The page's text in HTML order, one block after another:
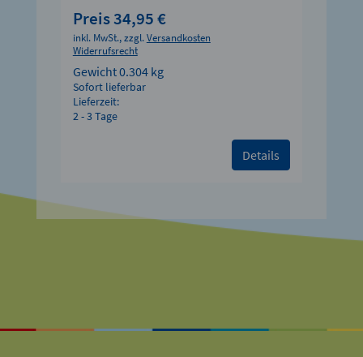
Preis 34,95 €
inkl. MwSt., zzgl.Versandkosten
Widerrufsrecht
Gewicht0.304 kg
Sofort lieferbar
Lieferzeit:
2 - 3 Tage
Details